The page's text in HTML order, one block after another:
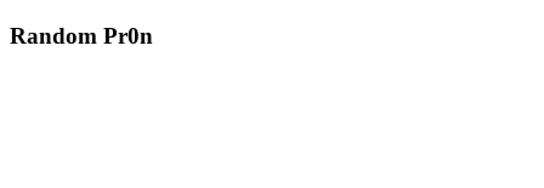
Random Pr0n